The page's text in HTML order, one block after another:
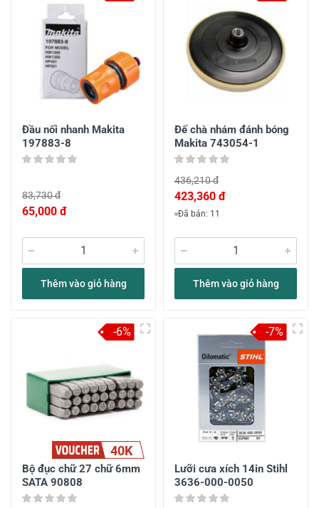
Đầu nối nhanh Makita
197883-8
83,730 đ
65,000 đ
Thêm vào giỏ hàng
Đế chà nhám đánh bóng
Makita 743054-1
436,210 đ
423,360 đ
Đã bán: 11
Thêm vào giỏ hàng
40K
Bộ đục chữ 27 chữ 6mm
SATA 90808
-6%
Lưỡi cưa xích 14in Stihl
3636-000-0050
-7%